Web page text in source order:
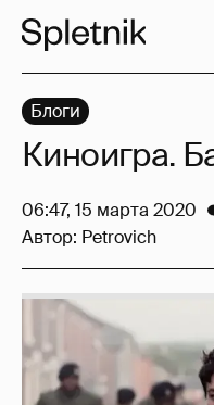
Блоги
Киноигра.
06:47, 15 марта 2020
Автор: Petrovich